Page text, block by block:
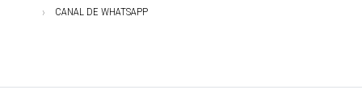
CANAL DE WHATSAPP